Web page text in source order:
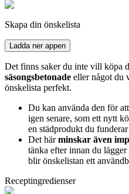
Skapa din önskelista
Ladda ner appen
Det finns saker du inte vill köpa
säsongsbetonade eller något du
önskelista perfekt.
Du kan använda den för
igen senare, som ett nytt
en städprodukt du funderar
Det härminskar även
tänka efter innan du
blir önskelistan ett
Receptingredienser